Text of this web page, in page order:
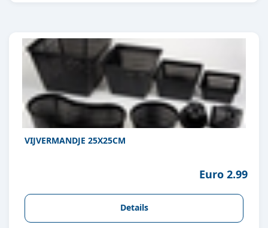
VIJVERMANDJE 25X25CM
Euro 2.99
Details